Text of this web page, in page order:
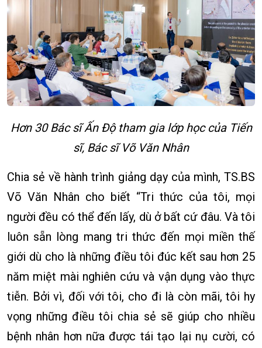
Hơn 30 Bác sĩ Ấn Độ tham gia lớp học của Tiến
sĩ, Bác sĩ Võ Văn Nhân
Chia sẻ về hành trình giảng dạy của mình, TS.BS
Võ Văn Nhân cho biết “Tri thức của tôi, mọi
người đều có thể đến lấy, dù ở bất cứ đâu. Và tôi
luôn sẵn lòng mang tri thức đến mọi miền thế
giới dù cho là những điều tôi đúc kết sau hơn 25
năm miệt mài nghiên cứu và vận dụng vào thực
tiễn. Bởi vì, đối với tôi, cho đi là còn mãi, tôi hy
vọng những điều tôi chia sẻ sẽ giúp cho nhiều
bệnh nhân hơn nữa được tái tạo lại nụ cười, có